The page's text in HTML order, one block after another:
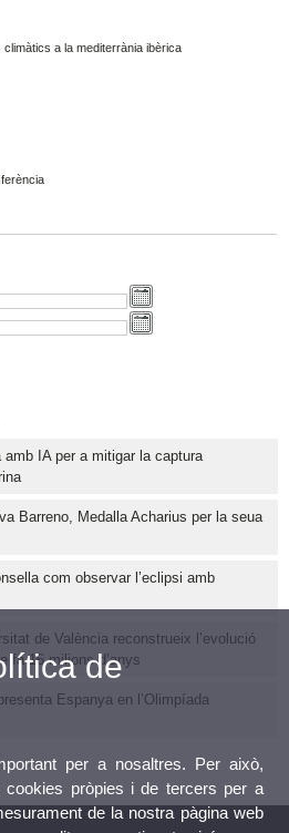
a la mediterrània ibèrica
IA per a mitigar la captura
Barreno, Medalla Acharius per la seua
com observar l’eclipsi amb
de València reconstrueix l’evolució
fa 16 milions d’anys
Espanya en l’Olimpíada
de
per a nosaltres. Per això,
cookies pròpies i de tercers per a
de la nostra pàgina web